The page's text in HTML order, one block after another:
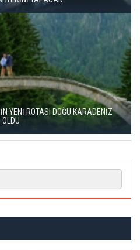
YENİ ROTASI DOĞU KARADENİZ
OLDU